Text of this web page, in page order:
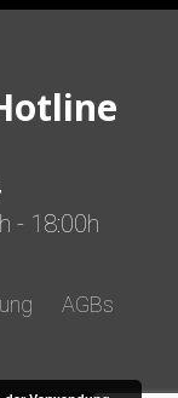
- 18:00h
AGBs